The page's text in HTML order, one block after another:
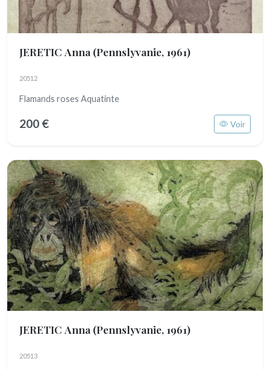
JERETIC Anna (Pennslyvanie, 1961)
20512
Flamands roses Aquatinte
200 € Voir
JERETIC Anna (Pennslyvanie, 1961)
20513